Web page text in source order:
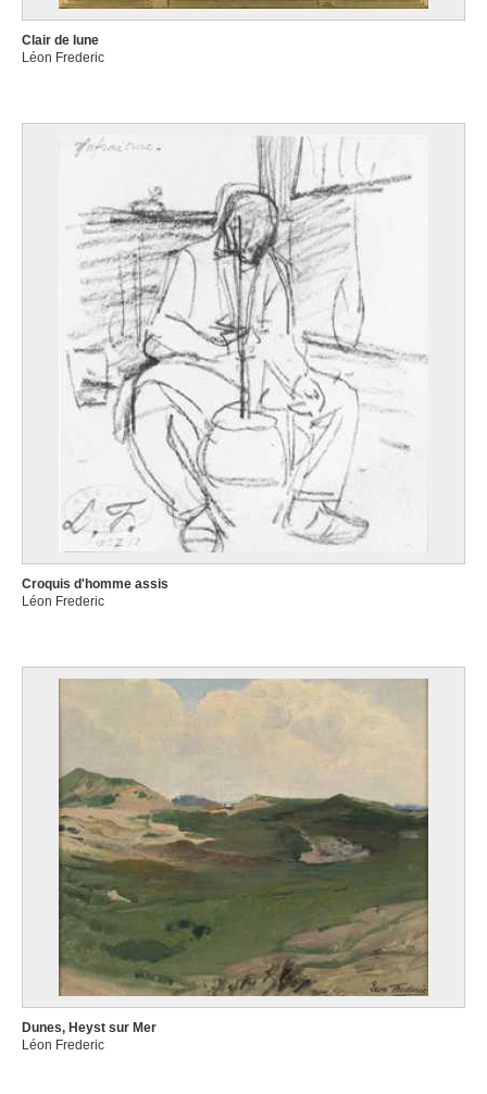
Clair de lune
Léon Frederic
Croquis d'homme assis
Léon Frederic
Dunes, Heyst sur Mer
Léon Frederic